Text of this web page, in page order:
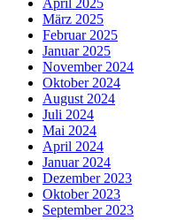
März 2025
Februar 2025
Januar 2025
November 2024
Oktober 2024
August 2024
Juli 2024
Mai 2024
April 2024
Januar 2024
Dezember 2023
Oktober 2023
September 2023